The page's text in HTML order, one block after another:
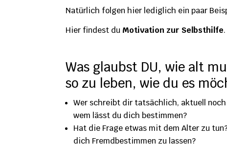
Natürlich folgen hier lediglich ein paar
Hier findest du Motivation zur Selbsthilfe.
Was glaubst DU, wie alt
so zu leben, wie du es
Wer schreibt dir tatsächlich, aktuell
wem lässt du dich bestimmen?
Hat die Frage etwas mit dem Alter zu
dich Fremdbestimmen zu lassen?